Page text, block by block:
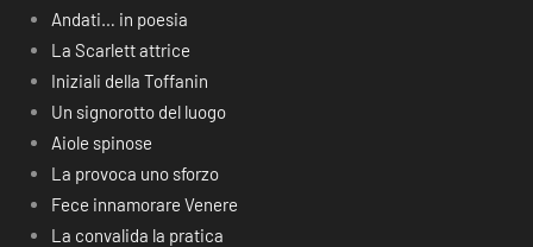
Andati… in poesia
La Scarlett attrice
Iniziali della Toffanin
Un signorotto del luogo
Aiole spinose
La provoca uno sforzo
Fece innamorare Venere
La convalida la pratica